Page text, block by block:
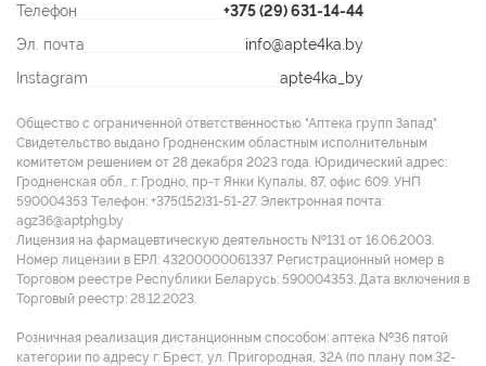
Телефон
+375 (29) 631-14-44
Эл. почта
info@apte4ka.by
Instagram
apte4ka_by
Общество с ограниченной ответственностью "Аптека групп Запад".
Свидетельство выдано Гродненским областным исполнительным
комитетом решением от 28 декабря 2023 года. Юридический адрес:
Гродненская обл., г. Гродно, пр-т Янки Купалы, 87, офис 609. УНП
590004353 Tелефон: +375(152)31-51-27. Электронная почта:
agz36@aptphg.by
Лицензия на фармацевтическую деятельность №131 от 16.06.2003.
Номер лицензии в ЕРЛ: 43200000061337. Регистрационный номер в
Торговом реестре Республики Беларусь: 590004353. Дата включения в
Торговый реестр: 28.12.2023.
Розничная реализация дистанционным способом: аптека №36 пятой
категории по адресу г. Брест, ул. Пригородная, 32А (по плану пом.32-